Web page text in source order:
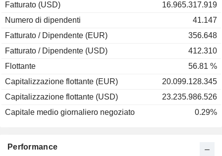
Performance
Fatturato (USD)
16.965.317.919
Numero di dipendenti
41.147
Fatturato / Dipendente (EUR)
356.648
Fatturato / Dipendente (USD)
412.310
Flottante
56.81 %
Capitalizzazione flottante (EUR)
20.099.128.345
Capitalizzazione flottante (USD)
23.235.986.526
Capitale medio giornaliero negoziato
0.29%
+42,04%
-5,82%